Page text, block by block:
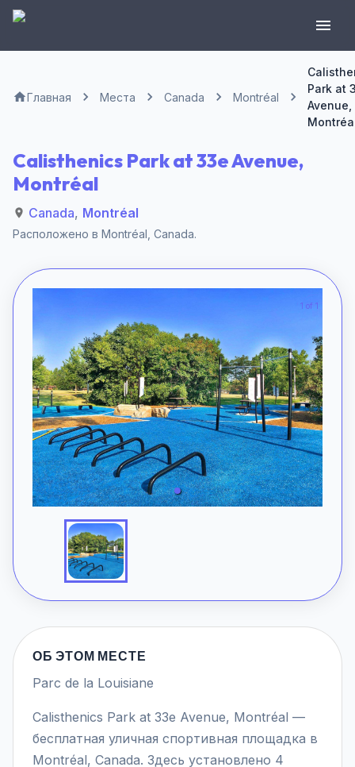
Главная Места Canada Montréal
Park at
Avenue,
Calisthenics Park at 33e Avenue,
Montréal
Canada, Montréal
Расположено в Montréal Canada.
1 of 1
ОБ ЭТОМ МЕСТЕ
Parc de la Louisiane
Calisthenics Park at 33e Avenue, Montréal —
бесплатная уличная спортивная площадка в
Montréal, Canada. Здесь установлено 4